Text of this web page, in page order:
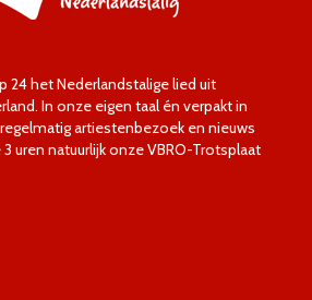
24 het Nederlandstalige lied uit
In onze eigen taal én verpakt in
artiestenbezoek en nieuws
uren natuurlijk onze VBRO-Trotsplaat